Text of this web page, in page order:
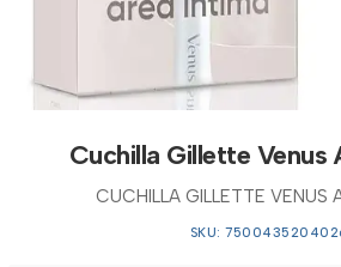
Cuchilla Gillette Venus
CUCHILLA GILLETTE VENUS
SKU: